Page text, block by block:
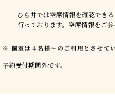
ひら井では空席情報を確認でき
行っております。空席情報をご参
個室は４名様〜のご利用とさせて
予約受付期間外です。